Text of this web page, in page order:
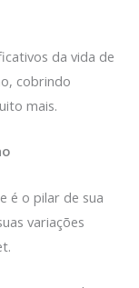
da vida de
cobrindo
mais.
é o pilar de sua
variações